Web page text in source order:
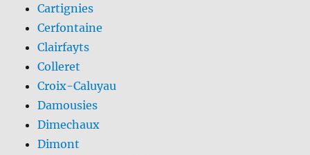
Cartignies
Cerfontaine
Clairfayts
Colleret
Croix-Caluyau
Damousies
Dimechaux
Dimont